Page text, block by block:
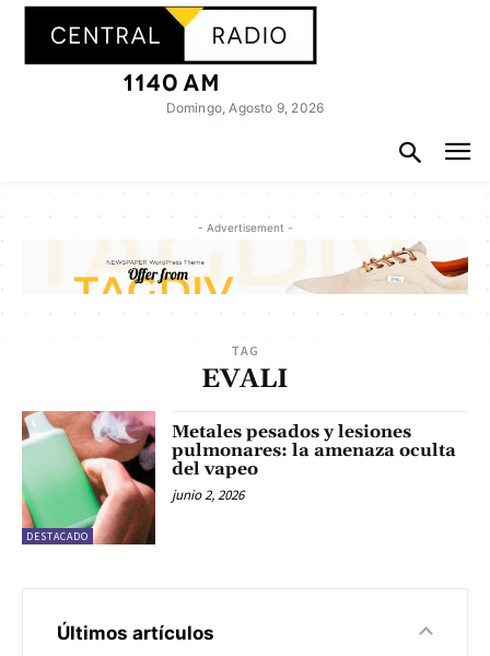
Domingo, Agosto 9, 2026
- Advertisement -
TAG
EVALI
DESTACADO
Metales pesados y lesiones
pulmonares: la amenaza oculta
del vapeo
junio 2, 2026
Últimos artículos